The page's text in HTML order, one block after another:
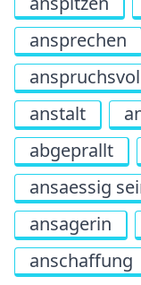
ansprechen
anstalt
abgeprallt
ansaessig
ansagerin
anschaffung